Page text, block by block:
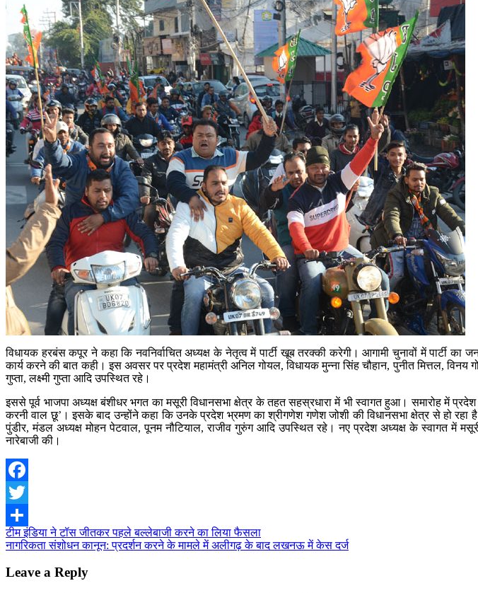
विधायक हरबंस कपूर ने कहा कि नवनिर्वाचित अध्यक्ष के नेतृत्व में पार्टी खूब तरक्की करेगी। आगामी चुनावों में पार्टी
कार्य करने की बात कही। इस अवसर पर प्रदेश महामंत्री अनिल गोयल, विधायक मुन्ना सिंह चौहान, पुनीत मित्तल, विनय
गुप्ता, लक्ष्मी गुप्ता आदि उपस्थित रहे।
इससे पूर्व भाजपा अध्यक्ष बंशीधर भगत का मसूरी विधानसभा क्षेत्र के तहत सहस्रधारा में भी स्वागत हुआ। समारोह में
करनी वाल छू’। इसके बाद उन्होंने कहा कि उनके प्रदेश भ्रमण का श्रीगणेश गणेश जोशी की विधानसभा क्षेत्र से हो रहा
पुंडीर, मंडल अध्यक्ष मोहन पेटवाल, पूनम नौटियाल, राजीव गुरुंग आदि उपस्थित रहे। नए प्रदेश अध्यक्ष के स्वागत में
नारेबाजी की।
Facebook
Twitter
Share
Post
navigation
टीम इंडिया ने टॉस जीतकर पहले बल्लेबाजी करने का लिया फैसला
नागरिकता संशोधन कानून: प्रदर्शन करने के मामले में अलीगढ़ के बाद लखनऊ में केस दर्ज
Leave a Reply